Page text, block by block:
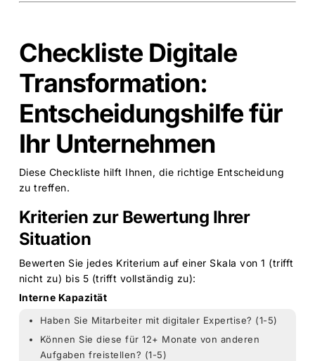
Checkliste Digitale
Transformation:
Entscheidungshilfe für
Ihr Unternehmen
Diese Checkliste hilft Ihnen, die richtige Entscheidung
zu treffen.
Kriterien zur Bewertung Ihrer
Situation
Bewerten Sie jedes Kriterium auf einer Skala von 1 (trifft
nicht zu) bis 5 (trifft vollständig zu):
Interne Kapazität
Haben Sie Mitarbeiter mit digitaler Expertise? (1-5)
Können Sie diese für 12+ Monate von anderen
Aufgaben freistellen? (1-5)